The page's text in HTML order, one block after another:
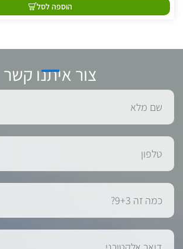
הוספה לסל
צור איתנו קשר